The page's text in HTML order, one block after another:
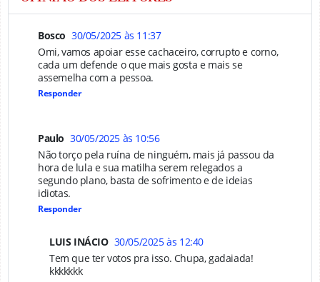
Bosco 30/05/2025 às 11:37
Omi, vamos apoiar esse cachaceiro, corrupto e corno,
cada um defende o que mais gosta e mais se
assemelha com a pessoa.
Responder
Paulo 30/05/2025 às 10:56
Não torço pela ruína de ninguém, mais já passou da
hora de lula e sua matilha serem relegados a
segundo plano, basta de sofrimento e de ideias
idiotas.
Responder
LUIS INÁCIO 30/05/2025 às 12:40
Tem que ter votos pra isso. Chupa, gadaiada!
kkkkkkk